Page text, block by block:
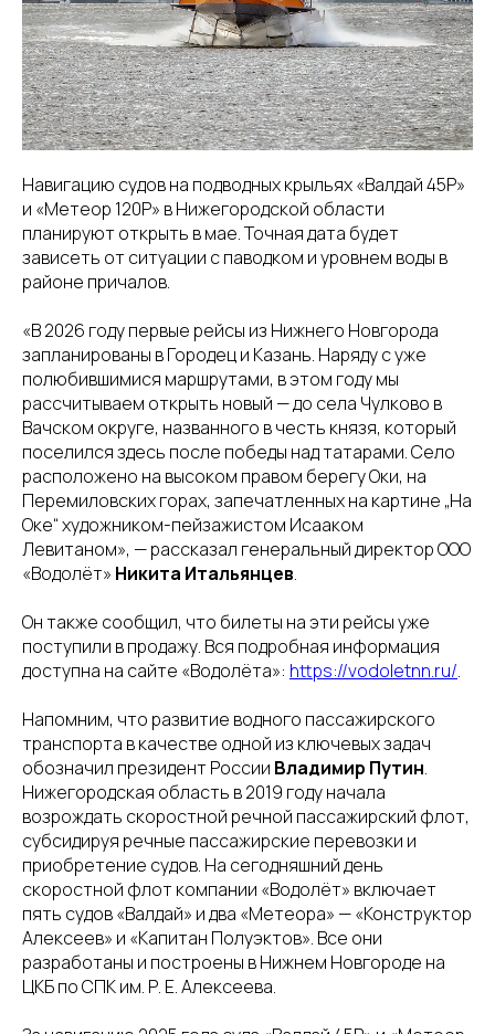
Навигацию судов на подводных крыльях «Валдай 45Р»
и «Метеор 120Р» в Нижегородской области
планируют открыть в мае. Точная дата будет
зависеть от ситуации с паводком и уровнем воды в
районе причалов.
«В 2026 году первые рейсы из Нижнего Новгорода
запланированы в Городец и Казань. Наряду с уже
полюбившимися маршрутами, в этом году мы
рассчитываем открыть новый — до села Чулково в
Вачском округе, названного в честь князя, который
поселился здесь после победы над татарами. Село
расположено на высоком правом берегу Оки, на
Перемиловских горах, запечатленных на картине „На
Оке“ художником-пейзажистом Исааком
Левитаном», — рассказал генеральный директор ООО
«Водолёт» Никита Итальянцев.
Он также сообщил, что билеты на эти рейсы уже
поступили в продажу. Вся подробная информация
доступна на сайте «Водолёта»: https://vodoletnn.ru/.
Напомним, что развитие водного пассажирского
транспорта в качестве одной из ключевых задач
обозначил президент России Владимир Путин.
Нижегородская область в 2019 году начала
возрождать скоростной речной пассажирский флот,
субсидируя речные пассажирские перевозки и
приобретение судов. На сегодняшний день
скоростной флот компании «Водолёт» включает
пять судов «Валдай» и два «Метеора» — «Конструктор
Алексеев» и «Капитан Полуэктов». Все они
разработаны и построены в Нижнем Новгороде на
ЦКБ по СПК им. Р. Е. Алексеева.